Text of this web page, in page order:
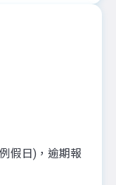
假日)，逾期報